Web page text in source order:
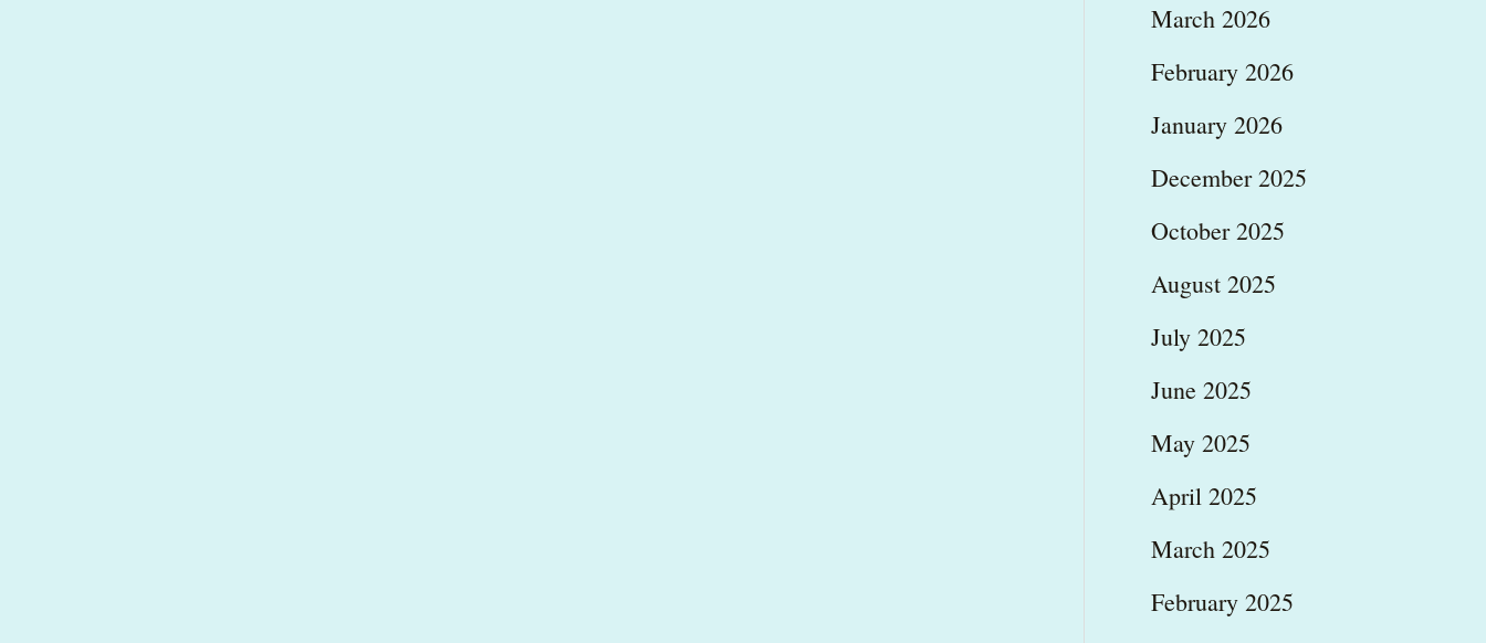
March 2026
February 2026
January 2026
December 2025
October 2025
August 2025
July 2025
June 2025
May 2025
April 2025
March 2025
February 2025